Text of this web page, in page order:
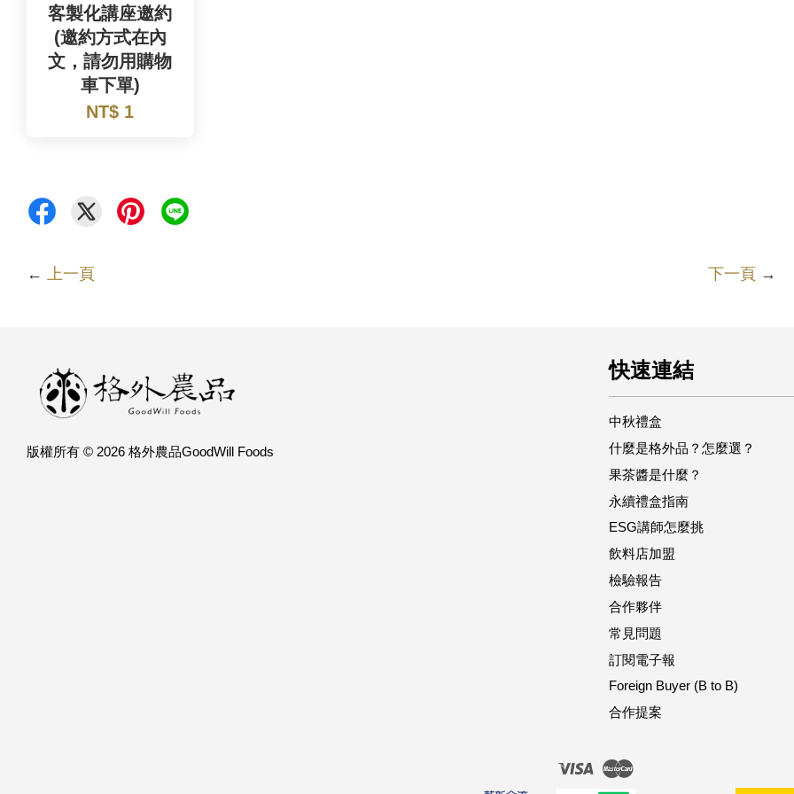
客製化講座邀約
(邀約方式在內
文，請勿用購物
車下單)
NT$ 1
← 上一頁 下一頁 →
版權所有 © 2026 格外農品GoodWill Foods
快速連結
中秋禮盒
什麼是格外品？怎麼選？
果茶醬是什麼？
永續禮盒指南
ESG講師怎麼挑
飲料店加盟
檢驗報告
合作夥伴
常見問題
訂閱電子報
Foreign Buyer (B to B)
合作提案
Visa